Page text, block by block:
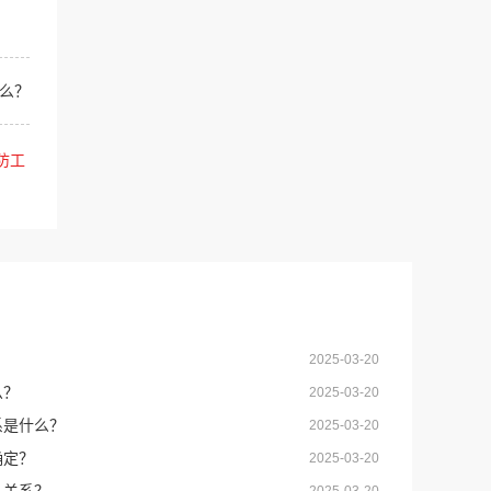
？
工
2025-03-20
2025-03-20
2025-03-20
什么？
2025-03-20
？